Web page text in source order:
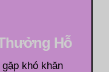
Hỗ
khó khăn